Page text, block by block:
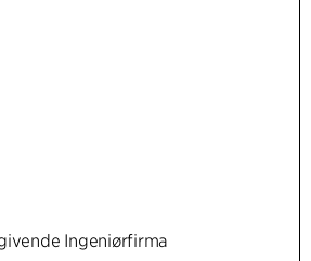
Ingeniørfirma